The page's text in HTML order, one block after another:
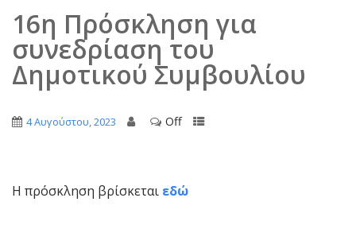
16η Πρόσκληση για
συνεδρίαση του
Δημοτικού Συμβουλίου
4 Αυγούστου, 2023 Off
Η πρόσκληση βρίσκεται εδώ